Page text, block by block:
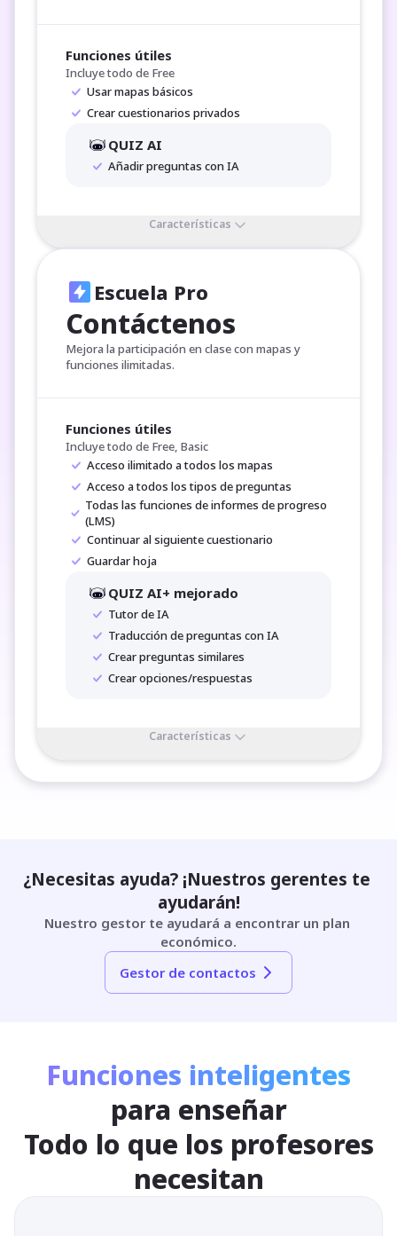
Funciones útiles
Incluye todo de Free
Usar mapas básicos
Crear cuestionarios privados
QUIZ AI
Añadir preguntas con IA
Características
Escuela Pro
Contáctenos
Mejora la participación en clase con mapas y
funciones ilimitadas.
Funciones útiles
Incluye todo de Free, Basic
Acceso ilimitado a todos los mapas
Acceso a todos los tipos de preguntas
Todas las funciones de informes de progreso
(LMS)
Continuar al siguiente cuestionario
Guardar hoja
QUIZ AI+ mejorado
Tutor de IA
Traducción de preguntas con IA
Crear preguntas similares
Crear opciones/respuestas
Características
¿Necesitas ayuda? ¡Nuestros gerentes te
ayudarán!
Nuestro gestor te ayudará a encontrar un plan
económico.
Gestor de contactos
Funciones inteligentes
para enseñar
Todo lo que los profesores
necesitan